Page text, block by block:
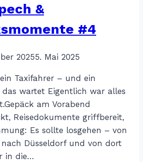
&
#4
20255. Mai 2025
Taxifahrer – und ein
das wartet Eigentlich war alles
am Vorabend
Reisedokumente griffbereit,
Es sollte losgehen – von
Düsseldorf und von dort
in die…